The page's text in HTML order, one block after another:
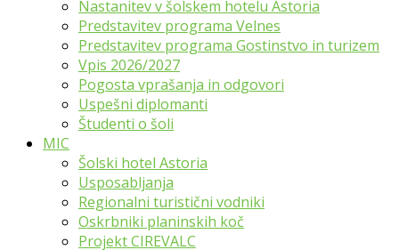
Nastanitev v šolskem hotelu Astoria
Predstavitev programa Velnes
Predstavitev programa Gostinstvo in turizem
Vpis 2026/2027
Pogosta vprašanja in odgovori
Uspešni diplomanti
Študenti o šoli
MIC
Šolski hotel Astoria
Usposabljanja
Regionalni turistični vodniki
Oskrbniki planinskih koč
Projekt CIREVALC